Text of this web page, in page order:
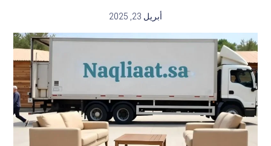
أبريل 23, 2025